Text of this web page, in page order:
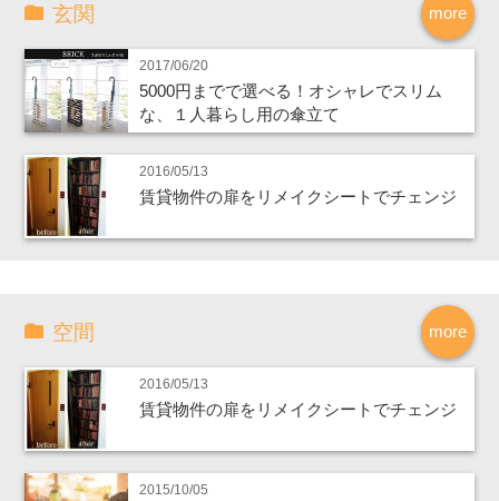
more
玄関
2017/06/20
5000円までで選べる！オシャレでスリム
な、１人暮らし用の傘立て
2016/05/13
賃貸物件の扉をリメイクシートでチェンジ
more
空間
2016/05/13
賃貸物件の扉をリメイクシートでチェンジ
2015/10/05